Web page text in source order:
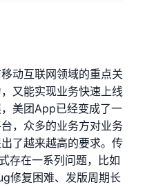
动互联网领域的重点关
又能实现业务快速上线
美团App已经变成了一
，众多的业务方对业务
了越来越高的要求。传
存在一系列问题，比如
修复困难、发版周期长